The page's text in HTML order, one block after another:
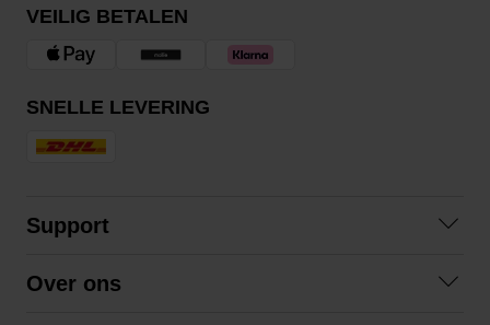
VEILIG BETALEN
SNELLE LEVERING
Support
Over ons